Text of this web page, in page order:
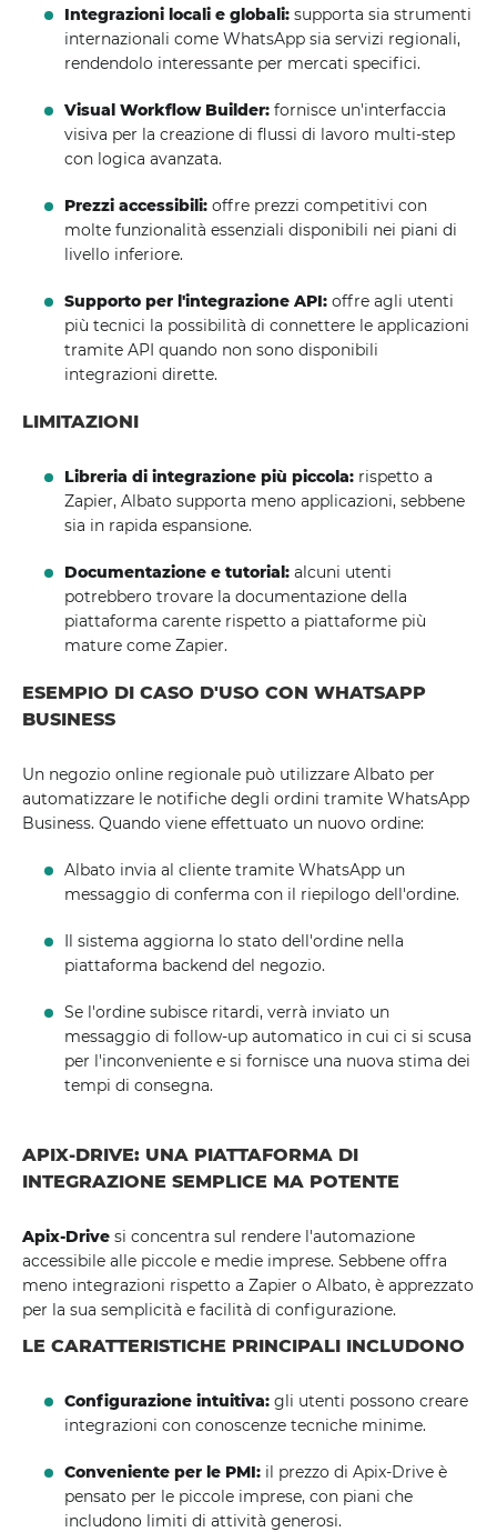
Integrazioni locali e globali: supporta sia strumenti
internazionali come WhatsApp sia servizi regionali,
rendendolo interessante per mercati specifici.
Visual Workflow Builder: fornisce un'interfaccia
visiva per la creazione di flussi di lavoro multi-step
con logica avanzata.
Prezzi accessibili: offre prezzi competitivi con
molte funzionalità essenziali disponibili nei piani di
livello inferiore.
Supporto per l'integrazione API: offre agli utenti
più tecnici la possibilità di connettere le applicazioni
tramite API quando non sono disponibili
integrazioni dirette.
LIMITAZIONI
Libreria di integrazione più piccola: rispetto a
Zapier, Albato supporta meno applicazioni, sebbene
sia in rapida espansione.
Documentazione e tutorial: alcuni utenti
potrebbero trovare la documentazione della
piattaforma carente rispetto a piattaforme più
mature come Zapier.
ESEMPIO DI CASO D'USO CON WHATSAPP
BUSINESS
Un negozio online regionale può utilizzare Albato per
automatizzare le notifiche degli ordini tramite WhatsApp
Business. Quando viene effettuato un nuovo ordine:
Albato invia al cliente tramite WhatsApp un
messaggio di conferma con il riepilogo dell'ordine.
Il sistema aggiorna lo stato dell'ordine nella
piattaforma backend del negozio.
Se l'ordine subisce ritardi, verrà inviato un
messaggio di follow-up automatico in cui ci si scusa
per l'inconveniente e si fornisce una nuova stima dei
tempi di consegna.
APIX-DRIVE: UNA PIATTAFORMA DI
INTEGRAZIONE SEMPLICE MA POTENTE
Apix-Drive si concentra sul rendere l'automazione
accessibile alle piccole e medie imprese. Sebbene offra
meno integrazioni rispetto a Zapier o Albato, è apprezzato
per la sua semplicità e facilità di configurazione.
LE CARATTERISTICHE PRINCIPALI INCLUDONO
Configurazione intuitiva: gli utenti possono creare
integrazioni con conoscenze tecniche minime.
Conveniente per le PMI: il prezzo di Apix-Drive è
pensato per le piccole imprese, con piani che
includono limiti di attività generosi.